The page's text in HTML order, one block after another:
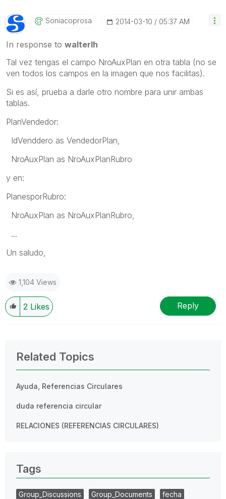
Soniacoprosa ‎2014-03-10 05:37 AM
In response to walterlh
Tal vez tengas el campo NroAuxPlan en otra tabla (no se
ven todos los campos en la imagen que nos facilitas).
Si es así, prueba a darle otro nombre para unir ambas
tablas.
PlanVendedor:
IdVenddero as VendedorPlan,
NroAuxPlan as NroAuxPlanRubro
y en:
PlanesporRubro:
NroAuxPlan as NroAuxPlanRubro,
...
Un saludo,
1,104 Views
2 Likes Reply
Related Topics
Ayuda, Referencias Circulares
duda referencia circular
RELACIONES (REFERENCIAS CIRCULARES)
Tags
Group_Discussions Group_Documents
fecha